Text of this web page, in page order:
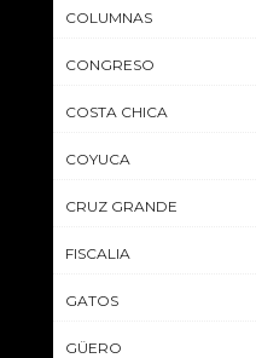
COLUMNAS
CONGRESO
COSTA CHICA
COYUCA
CRUZ GRANDE
FISCALIA
GATOS
GÜERO